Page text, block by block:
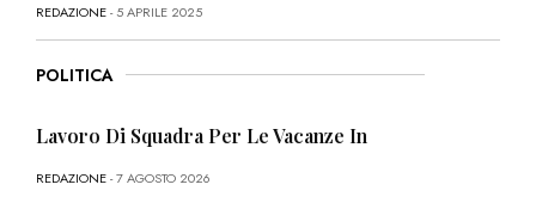
REDAZIONE- 5 APRILE 2025
POLITICA
Lavoro Di Squadra Per Le Vacanze In
REDAZIONE- 7 AGOSTO 2026